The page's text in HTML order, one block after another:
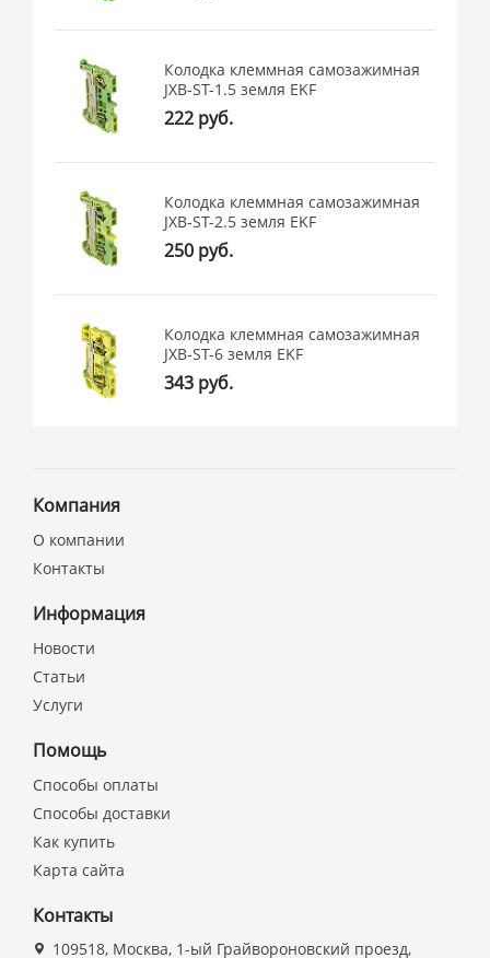
Колодка клеммная самозажимная
JXB-ST-1.5 земля EKF
222 руб.
Колодка клеммная самозажимная
JXB-ST-2.5 земля EKF
250 руб.
Колодка клеммная самозажимная
JXB-ST-6 земля EKF
343 руб.
Компания
О компании
Контакты
Информация
Новости
Статьи
Услуги
Помощь
Способы оплаты
Способы доставки
Как купить
Карта сайта
Контакты
109518, Москва, 1-ый Грайвороновский проезд,